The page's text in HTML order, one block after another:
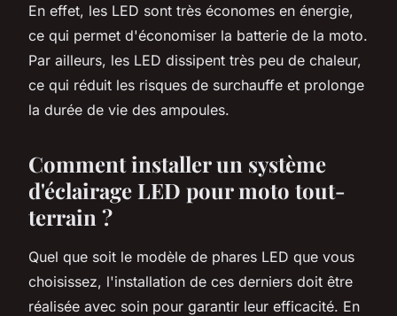
En effet, les LED sont très économes en énergie,
ce qui permet d'économiser la batterie de la moto.
Par ailleurs, les LED dissipent très peu de chaleur,
ce qui réduit les risques de surchauffe et prolonge
la durée de vie des ampoules.
Comment installer un système
d'éclairage LED pour moto tout-
terrain ?
Quel que soit le modèle de phares LED que vous
choisissez, l'installation de ces derniers doit être
réalisée avec soin pour garantir leur efficacité. En